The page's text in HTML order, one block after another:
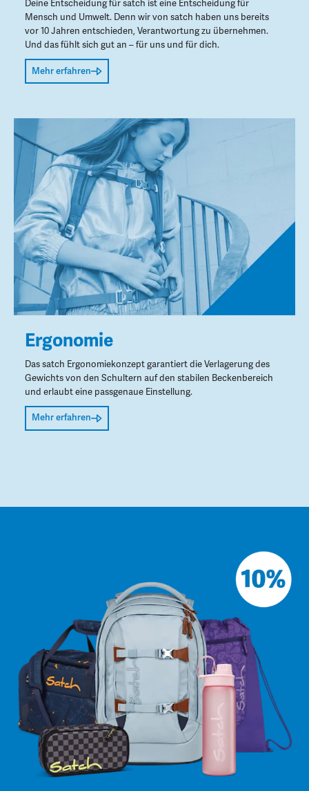
Deine Entscheidung für satch ist eine Entscheidung für
Mensch und Umwelt. Denn wir von satch haben uns bereits
vor 10 Jahren entschieden, Verantwortung zu übernehmen.
Und das fühlt sich gut an – für uns und für dich.
Mehr erfahren
Ergonomie
Das satch Ergonomiekonzept garantiert die Verlagerung des
Gewichts von den Schultern auf den stabilen Beckenbereich
und erlaubt eine passgenaue Einstellung.
Mehr erfahren